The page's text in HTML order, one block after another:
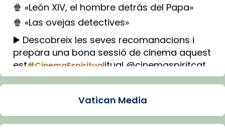
🍿 «León XIV, el hombre detrás del Papa»
🍿 «Las ovejas detectives»
▶️ Descobreix les seves recomanacions i
prepara una bona sessió de cinema aquest
est#CinemaEspiritualitual @cinemaspiritcat
Imatge: Generada amb IA (OpenAI)
Vatican Media